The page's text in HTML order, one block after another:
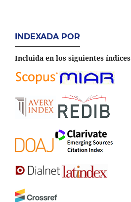
INDEXADA POR
Incluida en los siguientes índices